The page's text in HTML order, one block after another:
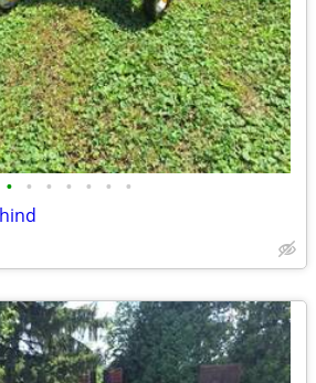
• • • • • • •